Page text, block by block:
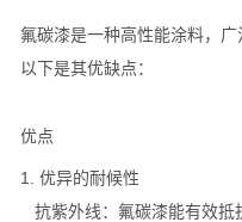
氟碳漆是一种高性能涂料，广
以下是其优缺点：
优点
1. 优异的耐候性
抗紫外线：氟碳漆能有效抵